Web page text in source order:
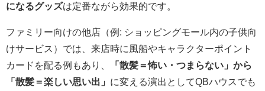
になるグッズは定番ながら効果的です。
ファミリー向けの他店（例: ショッピングモール内の子供向
けサービス）では、来店時に風船やキャラクターポイント
カードを配る例もあり、
「散髪＝怖い・つまらない」から
「散髪＝楽しい思い出」 に変える演出としてQBハウスでも